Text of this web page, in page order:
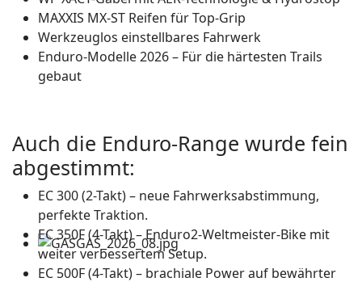
MAXXIS MX-ST Reifen für Top-Grip
Werkzeuglos einstellbares Fahrwerk
Enduro-Modelle 2026 – Für die härtesten Trails
gebaut
Auch die Enduro-Range wurde fein
abgestimmt:
EC 300 (2-Takt) – neue Fahrwerksabstimmung,
perfekte Traktion.
EC 350F (4-Takt) – Enduro2-Weltmeister-Bike mit
weiter verbessertem Setup.
EC 500F (4-Takt) – brachiale Power auf bewährter